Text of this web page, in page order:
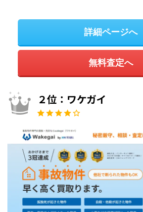
詳細ページへ
無料査定へ
２位：ワケガイ